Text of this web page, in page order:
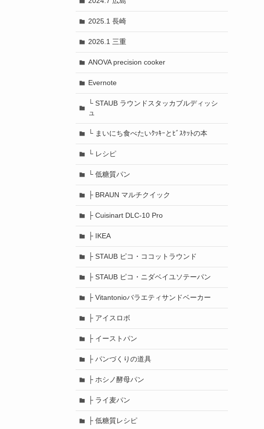
2025.1 長崎
2026.1 三重
ANOVA precision cooker
Evernote
└ STAUB ラウンドスタッカブルディッシ
ュ
└ まいにち食べたいｸｯｷｰとﾋﾞｽｹｯﾄの本
└ レシピ
└ 低糖質パン
├ BRAUN マルチクイック
├ Cuisinart DLC-10 Pro
├ IKEA
├ STAUB ピコ・ココットラウンド
├ STAUB ピコ・ニダベイユソテーパン
├ Vitantonioバラエティサンドベーカー
├ アイスロボ
├ イーストパン
├ パンづくりの道具
├ ホシノ酵母パン
├ ライ麦パン
├ 低糖質レシピ